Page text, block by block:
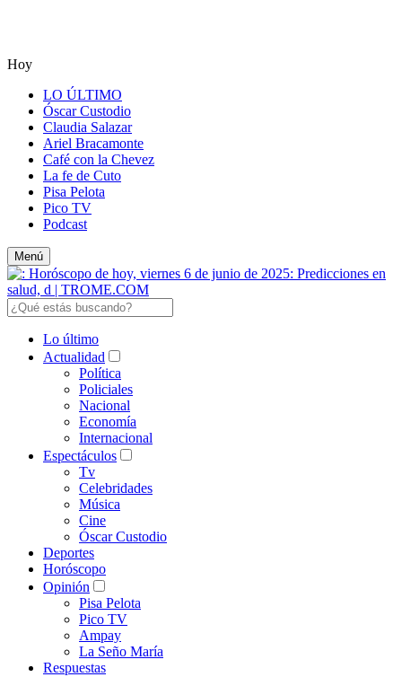
Hoy
LO ÚLTIMO
Óscar Custodio
Claudia Salazar
Ariel Bracamonte
Café con la Chevez
La fe de Cuto
Pisa Pelota
Pico TV
Podcast
Menú
Lo último
Actualidad
Política
Policiales
Nacional
Economía
Internacional
Espectáculos
Tv
Celebridades
Música
Cine
Óscar Custodio
Deportes
Horóscopo
Opinión
Pisa Pelota
Pico TV
Ampay
La Seño María
Respuestas